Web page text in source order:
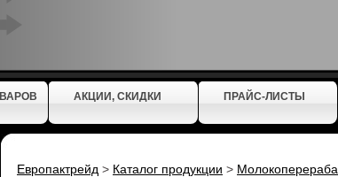
АКЦИИ, СКИДКИ ПРАЙС-ЛИСТЫ
Европактрейд > Каталог продукции >